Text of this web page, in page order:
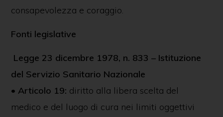
consapevolezza e coraggio.
Fonti legislative
Legge 23 dicembre 1978, n. 833 – Istituzione
del Servizio Sanitario Nazionale
• Articolo 19: diritto alla libera scelta del
medico e del luogo di cura nei limiti oggettivi